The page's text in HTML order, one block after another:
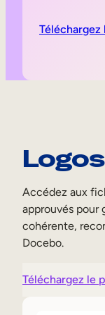
Téléchargez
Logos
Accédez aux
approuvés pour
cohérente,
Docebo.
Téléchargez le